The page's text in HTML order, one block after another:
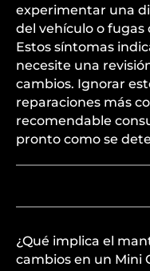
experimentar una
del vehículo o fugas
Estos síntomas
necesite una
cambios. Ignorar
reparaciones más
recomendable
pronto como se
¿Qué implica el
cambios en un Mini